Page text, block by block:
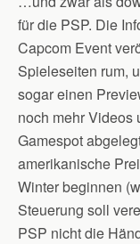
für die PSP. Die
Capcom Event
Spieleseiten rum,
sogar einen
noch mehr Videos
Gamespot
amerikanische
Winter beginnen
Steuerung soll
PSP nicht die